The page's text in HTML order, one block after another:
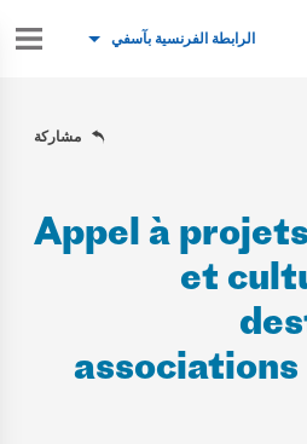
الرابطة الفرنسية بآسفي
مشاركة
Appel à
et